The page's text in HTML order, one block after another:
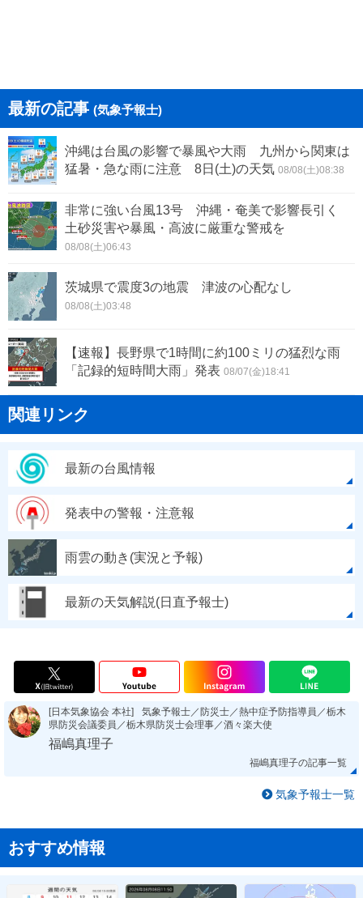
最新の記事 (気象予報士)
沖縄は台風の影響で暴風や大雨 九州から関東は
猛暑・急な雨に注意 8日(土)の天気 08/08(土)08:38
非常に強い台風13号 沖縄・奄美で影響長引く
土砂災害や暴風・高波に厳重な警戒を
08/08(土)06:43
茨城県で震度3の地震 津波の心配なし
08/08(土)03:48
【速報】長野県で1時間に約100ミリの猛烈な雨
「記録的短時間大雨」発表 08/07(金)18:41
関連リンク
最新の台風情報
発表中の警報・注意報
雨雲の動き(実況と予報)
最新の天気解説(日直予報士)
[日本気象協会 本社]
気象予報士／防災士／熱中症予防指導員／栃木
県防災会議委員／栃木県防災士会理事／酒々楽大使
福嶋真理子
福嶋真理子の記事一覧
気象予報士一覧
おすすめ情報